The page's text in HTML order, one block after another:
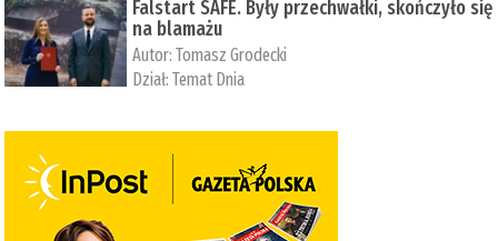
Falstart SAFE. Były przechwałki, skończyło się
na blamażu
Autor:Tomasz Grodecki
Dział:Temat Dnia